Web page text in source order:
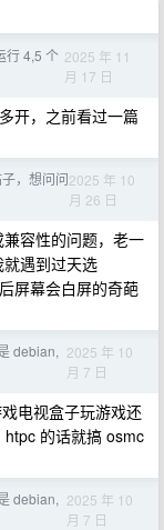
行 4,5 个 2025 年 11
月 17 日
开，之前看过一篇
，想问问2025 年 10
月 26 日
容性的问题，老一
遇到过天选
屏幕会白屏的奇葩
debian, 2025 年 10
月 7 日
电视盒子玩游戏还
的话就搞 osmc
debian, 2025 年 10
月 7 日